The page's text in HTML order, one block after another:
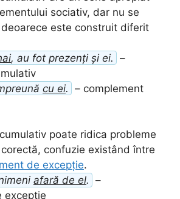
sociativ, dar nu se
este construit diferit
, au fot prezenți și ei. –
cu ei. – complement
poate ridica probleme
confuzie existând între
de excepție.
afară de el. –
excepție